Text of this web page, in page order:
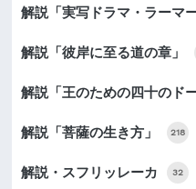
解説「実写ドラマ・ラーマ
解説「彼岸に至る道の章」
解説「王のための四十のド
解説「菩薩の生き方」 218
解説・スフリッレーカ 32